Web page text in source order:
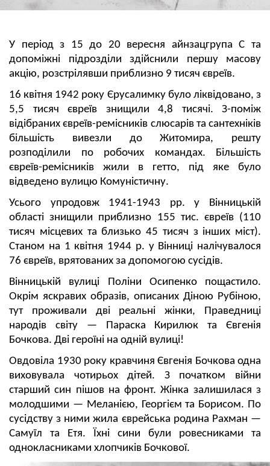
У період з 15 до 20 вересня айнзацгрупа С та
допоміжні підрозділи здійснили першу масову
акцію, розстрілявши приблизно 9 тисяч євреїв.
16 квітня 1942 року Єрусалимку було ліквідовано, з
5,5 тисяч євреїв знищили 4,8 тисячі. З-поміж
відібраних євреїв-ремісників слюсарів та сантехніків
більшість вивезли до Житомира, решту
розподілили по робочих командах. Більшість
євреїв-ремісників жили в гетто, під яке було
відведено вулицю Комуністичну.
Усього упродовж 1941-1943 рр. у Вінницькій
області знищили приблизно 155 тис. євреїв (110
тисяч місцевих та близько 45 тисяч з інших міст).
Станом на 1 квітня 1944 р. у Вінниці налічувалося
76 євреїв, врятованих за допомогою сусідів.
Вінницькій вулиці Поліни Осипенко пощастило.
Окрім яскравих образів, описаних Діною Рубіною,
тут проживали дві реальні жінки, Праведниці
народів світу — Параска Кирилюк та Євгенія
Бочкова. Дві героїні на одній вулиці!
Овдовіла 1930 року кравчиня Євгенія Бочкова одна
виховувала чотирьох дітей. З початком війни
старший син пішов на фронт. Жінка залишилася з
молодшими — Меланією, Георгієм та Борисом. По
сусідству з ними жила єврейська родина Рахман —
Самуїл та Етя. Їхні сини були ровесниками та
однокласниками хлопчиків Бочкової.